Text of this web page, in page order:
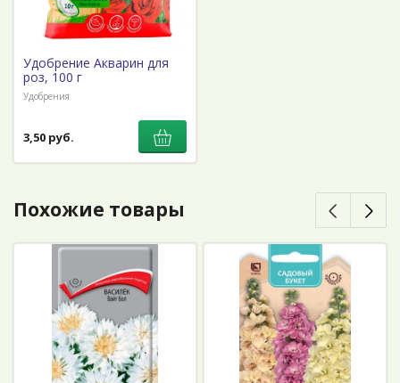
Удобрение Акварин для
роз, 100 г
Удобрения
3,50 руб.
Похожие товары